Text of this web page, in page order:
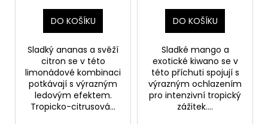
DO KOŠÍKU
Sladký ananas a svěží
citron se v této
limonádové kombinaci
potkávají s výrazným
ledovým efektem.
Tropicko-citrusová...
DO KOŠÍKU
Sladké mango a
exotické kiwano se v
této příchuti spojují s
výrazným ochlazením
pro intenzivní tropický
zážitek....